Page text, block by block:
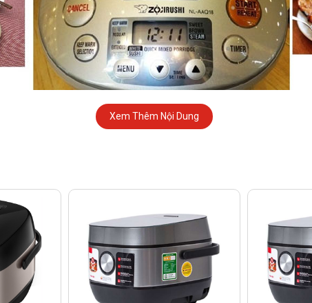
Kế Tinh Tế
Thông Minh
minh vượt trội so với nồi cơm điện cơ truyền thống:
Xem Thêm Nội Dung